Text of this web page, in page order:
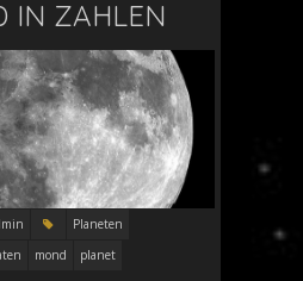
IN ZAHLEN
Planeten
mond planet